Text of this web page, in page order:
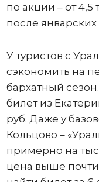
по акции – от 4,5
после январских
У туристов с
сэкономить на
бархатный
билет из
руб. Даже у
Кольцово –
примерно на
цена выше